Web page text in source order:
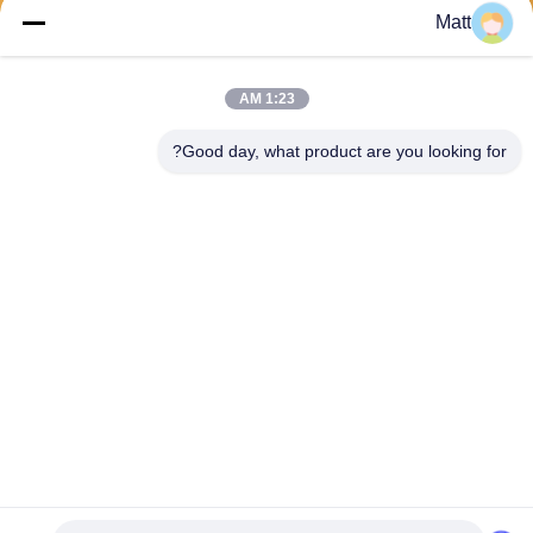
Matt
1:23 AM
Good day, what product are you looking for?